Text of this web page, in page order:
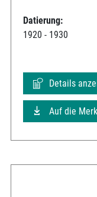
Datierung:
1920 - 1930
Details
Auf die